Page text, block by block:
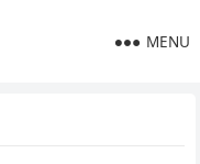
MENU